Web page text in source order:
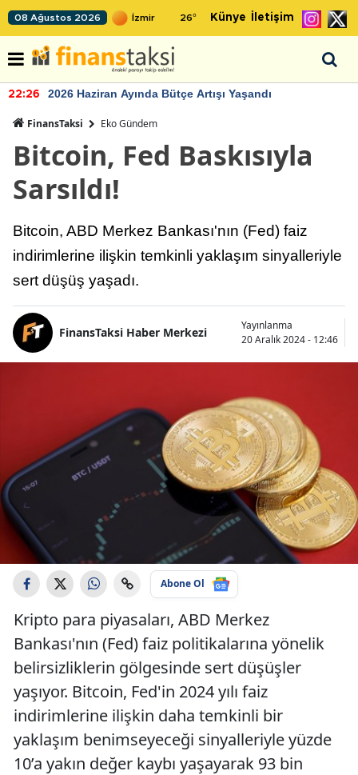
08 Ağustos 2026 26° Künye İletişim
22:26 2026 Haziran Ayında Bütçe Artışı Yaşandı
FinansTaksi Eko Gündem
Bitcoin, Fed Baskısıyla
Sarsıldı!
Bitcoin, ABD Merkez Bankası'nın (Fed) faiz
indirimlerine ilişkin temkinli yaklaşım sinyalleriyle
sert düşüş yaşadı.
FinansTaksi Haber Merkezi
Yayınlanma
20 Aralık 2024 - 12:46
Abone Ol
Kripto para piyasaları, ABD Merkez
Bankası'nın (Fed) faiz politikalarına yönelik
belirsizliklerin gölgesinde sert düşüşler
yaşıyor. Bitcoin, Fed'in 2024 yılı faiz
indirimlerine ilişkin daha temkinli bir
yaklaşım benimseyeceği sinyalleriyle yüzde
10’a yakın değer kaybı yaşayarak 93 bin